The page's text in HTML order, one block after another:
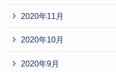
2020年11月
2020年10月
2020年9月